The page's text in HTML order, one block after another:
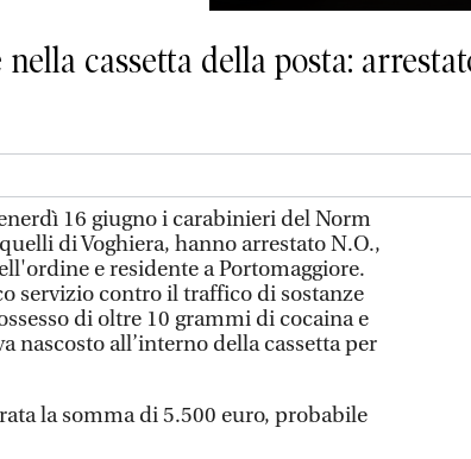
cassetta della posta:
16 giugno i carabinieri del Norm
di Voghiera, hanno arrestato N.O.,
e residente a Portomaggiore.
servizio contro il traffico di sostanze
di oltre 10 grammi di cocaina e
nascosto all’interno della cassetta per
la somma di 5.500 euro, probabile